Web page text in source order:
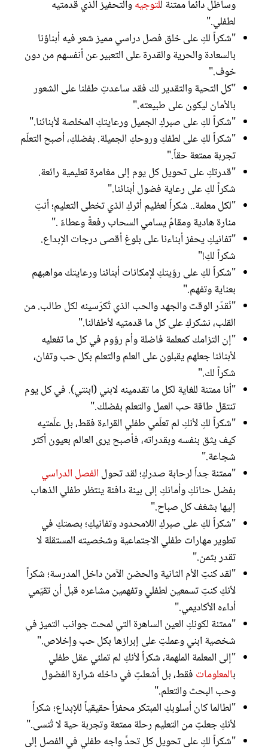
وسأظل دائماً ممتنة للتوجيهوالتحفيز الذي قدمتيه
لطفلي."
"شكراً لكِ على خلق فصل دراسي مميز شعر فيه أبناؤنا
بالسعادة والحرية والقدرة على التعبير عن أنفسهم من دون
خوف."
"كل التحية والتقدير لك فقد ساعدتِ طفلنا على الشعور
بالأمان ليكون على طبيعته."
"شكراً لكِ على صبركِ الجميل ورعايتكِ المخلصة لأبنائنا."
"شكراً لكِ على لطفكِ وروحكِ الجميلة. بفضلكِ، أصبح التعلّم
تجربة ممتعة حقاً."
"قدرتكِ على تحويل كل يوم إلى مغامرة تعليمية رائعة.
شكراً لكِ على رعاية فضول أبنائنا."
"لكل معلمة.. شكراً لعظيم أثركِ الذي تخطى التعليم؛ أنتِ
منارة هادية ومقامٌ يسامي السحاب رفعةً وعطاءً ."
"تفانيكِ يحفز أبناءنا على بلوغ أقصى درجات الإبداع.
شكراً لكِ!"
"شكراً لكِ على رؤيتكِ لإمكانات أبنائنا ورعايتك مواهبهم
بعناية وتفهم."
"نُقدّر الوقت والجهد والحب الذي تُكرّسينه لكل طالب. من
القلب، نشكركِ على كل ما قدمتيه لأطفالنا."
"إن التزامك كمعلمة فاضلة وأم رؤوم في كل ما تفعليه
لأبنائنا جعلهم يقبلون على العلم والتعلم بكل حب وتفان،
شكراً لك."
"أنا ممتنة للغاية لكل ما تقدمينه لابني (ابنتي). في كل يوم
تنتقل طاقة حب العمل والتعلم بفضلك."
"شكراً لكِ لأنكِ لم تعلّمي طفلي القراءة فقط، بل علّمتيه
كيف يثق بنفسه وبقدراته، فأصبح يرى العالم بعيون أكثر
شجاعة."
"ممتنة جداً لرحابة صدركِ؛ لقد تحول الفصل الدراسي
بفضل حنانكِ وأمانكِ إلى بيئة دافئة ينتظر طفلي الذهاب
إليها بشغف كل صباح."
"شكراً لكِ على صبركِ اللامحدود وتفانيكِ؛ بصمتكِ في
تطوير مهارات طفلي الاجتماعية وشخصيته المستقلة لا
تقدر بثمن."
"لقد كنتِ الأم الثانية والحضن الآمن داخل المدرسة؛ شكراً
لأنكِ كنتِ تسمعين لطفلي وتفهمين مشاعره قبل أن تقيّمي
أداءه الأكاديمي."
"ممتنة لكونكِ العين الساهرة التي لمحت جوانب التميز في
شخصية ابني وعملتِ على إبرازها بكل حب وإخلاص."
"إلى المعلمة الملهمة، شكراً لأنكِ لم تملئي عقل طفلي
بالمعلومات فقط، بل أشعلتِ في داخله شرارة الفضول
وحب البحث والتعلم."
"لطالما كان أسلوبكِ المبتكر محفزاً حقيقياً للإبداع؛ شكراً
لأنكِ جعلتِ من التعليم رحلة ممتعة وتجربة حية لا تُنسى."
"شكراً لكِ على تحويل كل تحدٍّ واجه طفلي في الفصل إلى